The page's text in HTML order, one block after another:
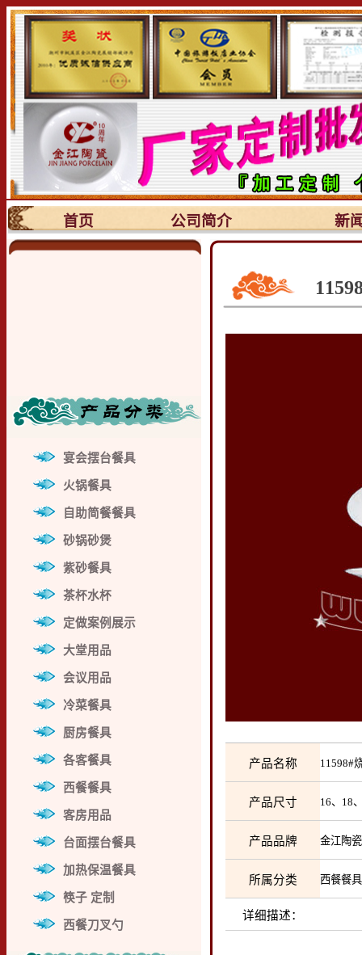
首页 公司简介 新
宴会摆台餐具
火锅餐具
自助简餐餐具
砂锅砂煲
紫砂餐具
茶杯水杯
定做案例展示
大堂用品
会议用品
冷菜餐具
厨房餐具
各客餐具
西餐餐具
客房用品
台面摆台餐具
加热保温餐具
筷子 定制
西餐刀叉勺
产品名称
产品尺寸 16、18
产品品牌 金江陶
所属分类 西餐餐
详细描述：